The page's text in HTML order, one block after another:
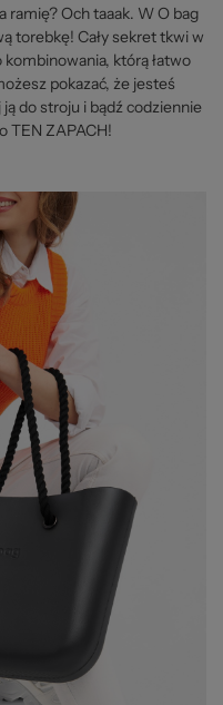
ramię? Och taaak. W O bag
torebkę! Cały sekret tkwi w
którą łatwo
pokazać, że jesteś
ją do stroju i bądź codziennie
TEN ZAPACH!